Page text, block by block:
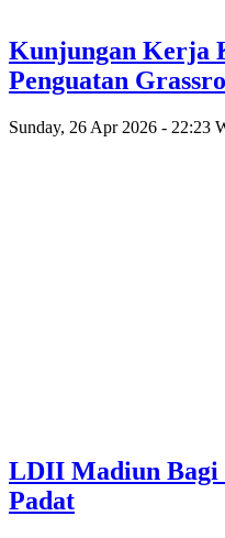
Kunjungan Kerja
Penguatan
Sunday, 26 Apr 2026 - 22:23
LDII Madiun
Padat